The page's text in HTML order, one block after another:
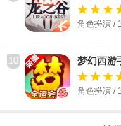
角色扮演 /
10 梦幻西游
角色扮演 /